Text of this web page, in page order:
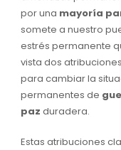
por una mayoría
somete a nuestro
estrés permanente
vista dos
para cambiar la
permanentes de
paz duradera.
Estas atribuciones